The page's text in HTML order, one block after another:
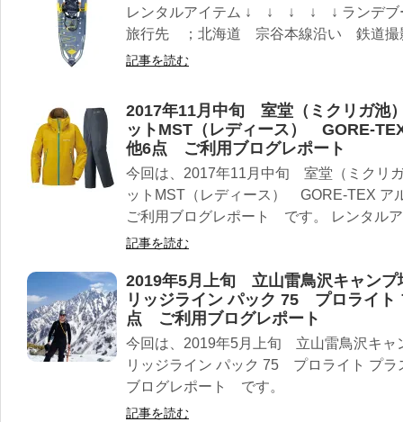
レンタルアイテム ↓ ↓ ↓ ↓ ↓ ランデブ
旅行先 ；北海道 宗谷本線沿い 鉄道撮
記事を読む
2017年11月中旬 室堂（ミクリガ池
ットMST（レディース） GORE-
他6点 ご利用ブログレポート
今回は、2017年11月中旬 室堂（ミクリ
ットMST（レディース） GORE-TEX
ご利用ブログレポート です。 レンタル
記事を読む
2019年5月上旬 立山雷鳥沢キャン
リッジライン パック 75 プロライ
点 ご利用ブログレポート
今回は、2019年5月上旬 立山雷鳥沢キ
リッジライン パック 75 プロライト プ
ブログレポート です。
記事を読む